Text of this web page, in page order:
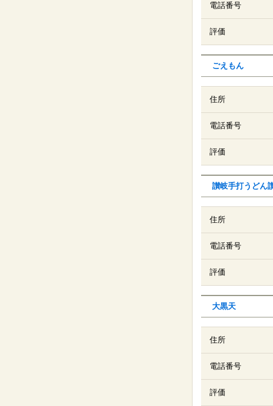
電話番号
評価
ごえもん
住所
電話番号
評価
讃岐手打うどん
住所
電話番号
評価
大黒天
住所
電話番号
評価